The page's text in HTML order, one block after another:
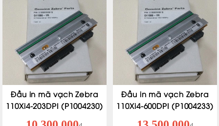
Đầu in mã vạch Zebra
110Xi4-203DPI (P1004230)
Đầu in mã vạch Zebra
110Xi4-600DPI (P1004233)